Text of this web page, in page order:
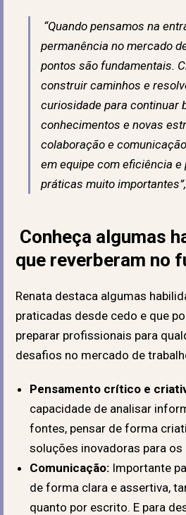
“Quando pensamos na
permanência no mercado
pontos são fundamentais.
construir caminhos e
curiosidade para continuar
conhecimentos e novas
colaboração e
em equipe com eficiência e
práticas muito
Conheça algumas
que reverberam no
Renata destaca algumas
praticadas desde cedo e que
preparar profissionais para
desafios no mercado de
Pensamento crítico e
capacidade de analisar
fontes, pensar de forma
soluções inovadoras para os
Comunicação: Importante
de forma clara e assertiva,
quanto por escrito. E para